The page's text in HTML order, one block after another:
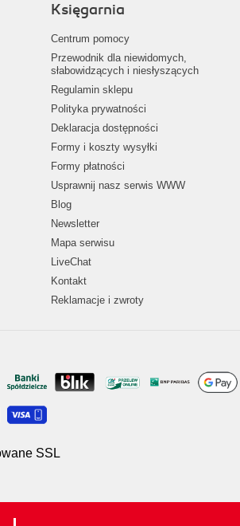
Księgarnia
Centrum pomocy
Przewodnik dla niewidomych,
słabowidzących i niesłyszących
Regulamin sklepu
Polityka prywatności
Deklaracja dostępności
Formy i koszty wysyłki
Formy płatności
Usprawnij nasz serwis WWW
Blog
Newsletter
Mapa serwisu
LiveChat
Kontakt
Reklamacje i zwroty
SSL